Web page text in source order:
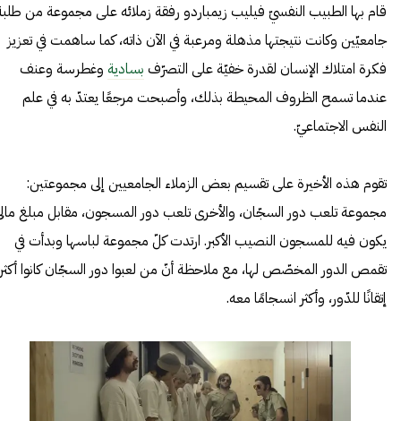
قام بها الطبيب النفسيّ فيليب زيمباردو رفقة زملائه على مجموعة من
جامعيّين وكانت نتيجتها مذهلة ومرعبة في الآن ذاته، كما ساهمت في تعزيز
فكرة امتلاك الإنسان لقدرة خفيّة على التصرّف بسادية وغطرسة وعنف
عندما تسمح الظروف المحيطة بذلك، وأصبحت مرجعًا يعتدّ به في علم
النفس الاجتماعيّ.
تقوم هذه الأخيرة على تقسيم بعض الزملاء الجامعيين إلى مجموعتين:
مجموعة تلعب دور السجّان، والأخرى تلعب دور المسجون، مقابل مبلغ
يكون فيه للمسجون النصيب الأكبر. ارتدت كلّ مجموعة لباسها وبدأت في
تقمص الدور المخصّص لها، مع ملاحظة أنّ من لعبوا دور السجّان كانوا أكثر
إتقانًا للدّور، وأكثر انسجامًا معه.